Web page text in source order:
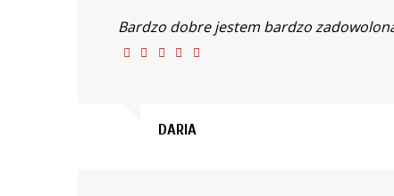
Bardzo dobre jestem bardzo
DARIA